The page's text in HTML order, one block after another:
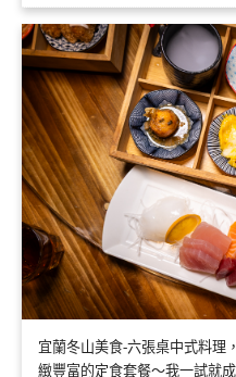
宜蘭冬山美食-六張桌中式料理
緻豐富的定食套餐～我一試就成